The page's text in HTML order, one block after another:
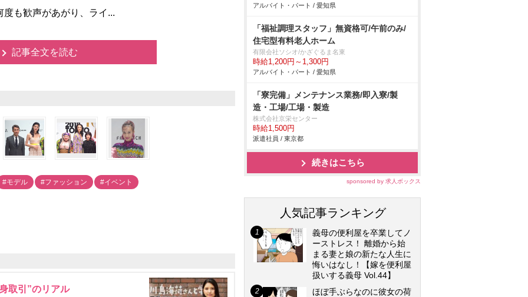
度も歓声があがり、ライ...
記事全文を読む
#モデル #ファッション #イベント
取引”のリアル
アルバイト・パート / 愛知県
「福祉調理スタッフ」無資格可/午前のみ/
住宅型有料老人ホーム
有限会社ソシオ/かざぐるま名東
時給1,200円～1,300円
アルバイト・パート / 愛知県
「寮完備」メンテナンス業務/即入寮/製
造・工場/工場・製造
株式会社京栄センター
時給1,500円
派遣社員 / 東京都
続きはこちら
sponsored by 求人ボックス
人気記事ランキング
義母の便利屋を卒業してノ
ーストレス！ 離婚から始
まる妻と娘の新たな人生に
悔いはなし！【嫁を便利屋
扱いする義母 Vol.44】
ほぼ手ぶらなのに彼女の荷